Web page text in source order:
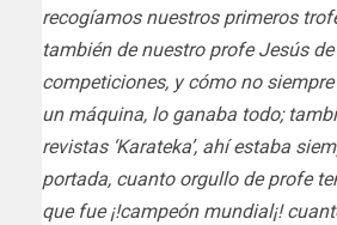
recogíamos nuestros primeros
también de nuestro profe Jesús
competiciones, y cómo no
un máquina, lo ganaba todo;
revistas ‘Karateka’, ahí estaba
portada, cuanto orgullo de profe
que fue ¡!campeón mundial¡!